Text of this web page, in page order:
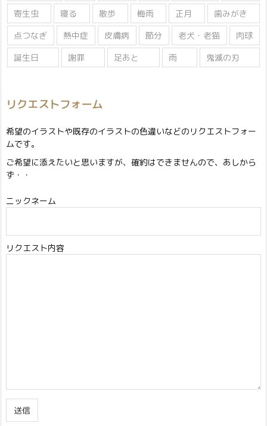
寄生虫
寝る 散歩 梅雨 正月
歯みがき
点つなぎ
熱中症 皮膚病 節分 老犬・老猫
肉球
誕生日
謝罪 足あと 雨 鬼滅の刃
リクエストフォーム
希望のイラストや既存のイラストの色違いなどのリクエストフォー
ムです。
ご希望に添えたいと思いますが、確約はできませんので、あしから
ず・・
ニックネーム
リクエスト内容